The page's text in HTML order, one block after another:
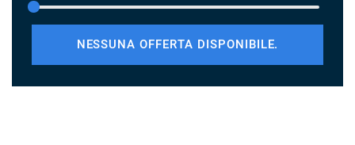
NUOVA SUBARU UNCHARTED
NESSUNA OFFERTA DISPONIBILE.